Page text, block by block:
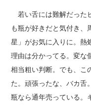
若い舌には難解だった
も瓶が好きだと気付き
星」がお気に入りに。熱
理由は分かってる。変な
相当粗い判断。でも、こ
た。頑張ったな、バカ舌。
瓶なら通年売っている。